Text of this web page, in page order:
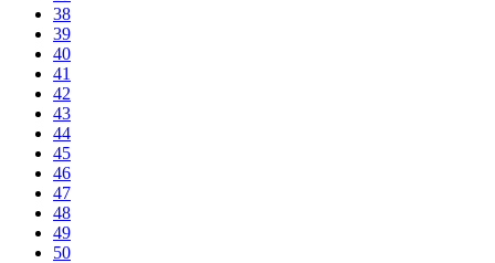
38
39
40
41
42
43
44
45
46
47
48
49
50